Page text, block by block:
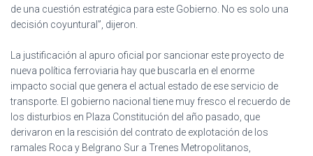
de una cuestión estratégica para este Gobierno. No es solo una
decisión coyuntural”, dijeron.
La justificación al apuro oficial por sancionar este proyecto de
nueva política ferroviaria hay que buscarla en el enorme
impacto social que genera el actual estado de ese servicio de
transporte. El gobierno nacional tiene muy fresco el recuerdo de
los disturbios en Plaza Constitución del año pasado, que
derivaron en la rescisión del contrato de explotación de los
ramales Roca y Belgrano Sur a Trenes Metropolitanos,